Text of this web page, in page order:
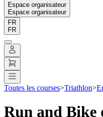
Espace organisateur
Espace organisateur
FR
FR
Toutes les courses>Triathlon>
Run and Bike